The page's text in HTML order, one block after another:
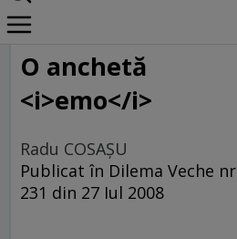
Home
La centru şi la margine
O anchetă
<i>emo</i>
Radu COSAŞU
Publicat în Dilema Veche
231 din 27 Iul 2008